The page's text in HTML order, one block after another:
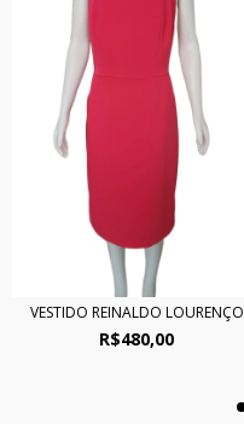
VESTIDO REINALDO LOURENÇO
R$480,00